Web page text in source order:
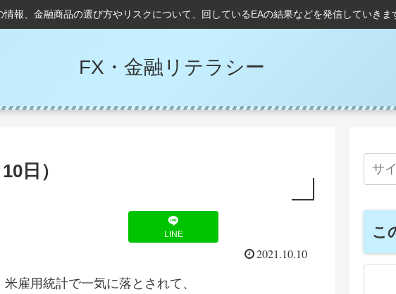
情報、金融商品の選び方やリスクについて、回しているEAの結果などを発信していきま
FX・金融リテラシー
日）
LINE
2021.10.10
雇用統計で一気に落とされて、
こ